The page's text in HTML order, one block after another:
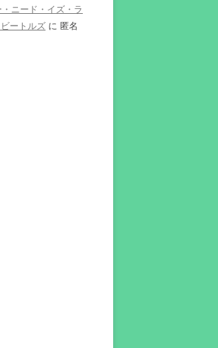
ニード・イズ・ラ
ートルズ に 匿名